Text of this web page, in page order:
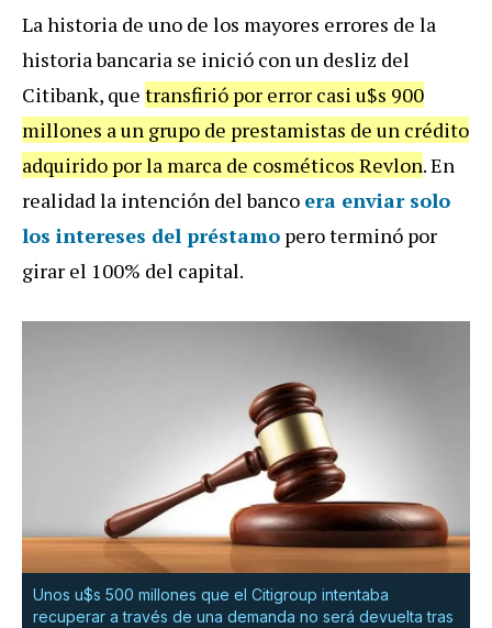
La historia de uno de los mayores errores de la
historia bancaria se inició con un desliz del
Citibank, que transfirió por error casi u$s 900
millones a un grupo de prestamistas de un crédito
adquirido por la marca de cosméticos Revlon. En
realidad la intención del banco era enviar solo
los intereses del préstamo pero terminó por
girar el 100% del capital.
Unos u$s 500 millones que el Citigroup intentaba
recuperar a través de una demanda no será devuelta tras